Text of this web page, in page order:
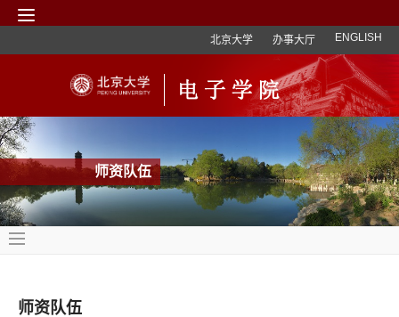
北京大学 办事大厅 ENGLISH
师资队伍
师资队伍